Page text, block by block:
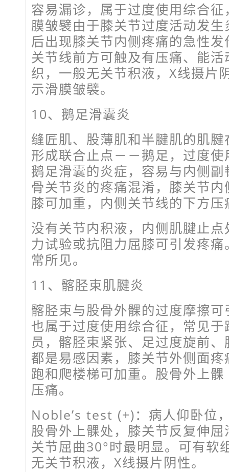
容易漏诊，属于过度使用综合
膜皱襞由于膝关节过度活动发
后出现膝关节内侧疼痛的急性
关节线前方可触及有压痛、能
织，一般无关节积液，X线摄片
示滑膜皱襞。
10、鹅足滑囊炎
缝匠肌、股薄肌和半腱肌的肌
形成联合止点－－鹅足，过度
鹅足滑囊的炎症，容易与内侧
骨关节炎的疼痛混淆，膝关节
膝可加重，内侧关节线的下方压
没有关节内积液，内侧肌腱止
力试验或抗阻力屈膝可引发疼
常所见。
11、髂胫束肌腱炎
髂胫束与股骨外髁的过度摩擦
也属于过度使用综合征，常见
员，髂胫束紧张、足过度旋前
都是易感因素，膝关节外侧面
跑和爬楼梯可加重。股骨外上
压痛。
Noble’s test (+)：病人仰卧位
股骨外上髁处，膝关节反复伸
关节屈曲30°时最明显。可有软
无关节积液，X线摄片阴性。